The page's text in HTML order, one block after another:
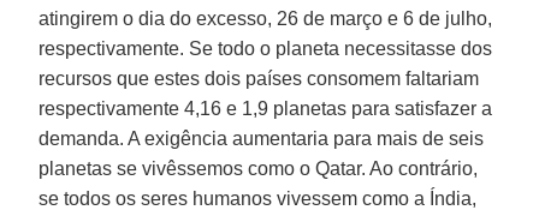
atingirem o dia do excesso, 26 de março e 6 de julho,
respectivamente. Se todo o planeta necessitasse dos
recursos que estes dois países consomem faltariam
respectivamente 4,16 e 1,9 planetas para satisfazer a
demanda. A exigência aumentaria para mais de seis
planetas se vivêssemos como o Qatar. Ao contrário,
se todos os seres humanos vivessem como a Índia,